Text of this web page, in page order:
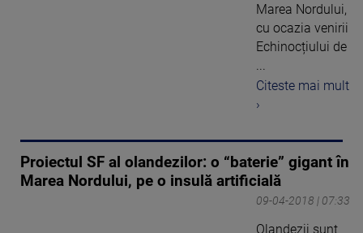
Marea Nordului,
cu ocazia venirii
Echinocțiului de
...
Citeste mai mult
›
Proiectul SF al olandezilor: o “baterie” gigant în
Marea Nordului, pe o insulă artificială
09-04-2018 | 07:33
Olandezii sunt